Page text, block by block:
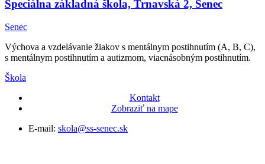
Špeciálna základná škola, Trnavská 2, Senec
Senec
Výchova a vzdelávanie žiakov s mentálnym postihnutím (A, B, C),
s mentálnym postihnutím a autizmom, viacnásobným postihnutím.
Škola
Kontakt
Zobraziť na mape
E-mail: skola@ss-senec.sk